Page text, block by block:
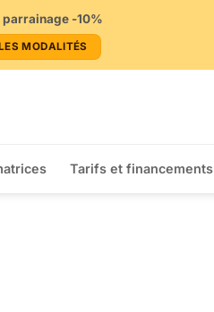
parrainage -10%
MODALITÉS
Tarifs et financements